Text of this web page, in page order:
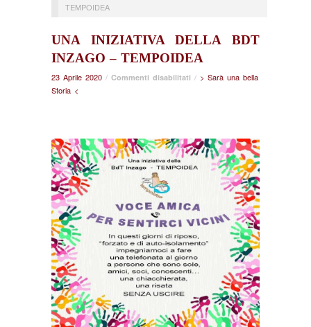
TEMPOIDEA
UNA INIZIATIVA DELLA BDT
INZAGO – TEMPOIDEA
23 Aprile 2020 / Commenti disabilitati su
Inzago
–
TEMPOIDEA
/ > Sarà una bella
Storia <